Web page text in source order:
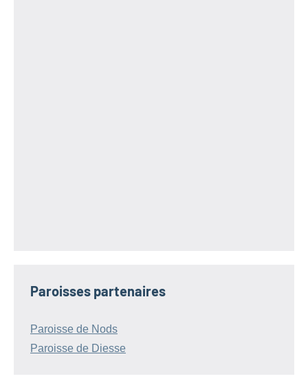
Paroisses partenaires
Paroisse de Nods
Paroisse de Diesse